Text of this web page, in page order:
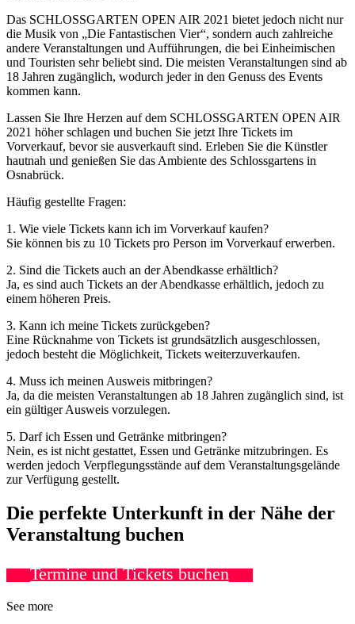
Das SCHLOSSGARTEN OPEN AIR 2021 bietet jedoch nicht nur
die Musik von „Die Fantastischen Vier“, sondern auch zahlreiche
andere Veranstaltungen und Aufführungen, die bei Einheimischen
und Touristen sehr beliebt sind. Die meisten Veranstaltungen sind ab
18 Jahren zugänglich, wodurch jeder in den Genuss des Events
kommen kann.
Lassen Sie Ihre Herzen auf dem SCHLOSSGARTEN OPEN AIR
2021 höher schlagen und buchen Sie jetzt Ihre Tickets im
Vorverkauf, bevor sie ausverkauft sind. Erleben Sie die Künstler
hautnah und genießen Sie das Ambiente des Schlossgartens in
Osnabrück.
Häufig gestellte Fragen:
1. Wie viele Tickets kann ich im Vorverkauf kaufen?
Sie können bis zu 10 Tickets pro Person im Vorverkauf erwerben.
2. Sind die Tickets auch an der Abendkasse erhältlich?
Ja, es sind auch Tickets an der Abendkasse erhältlich, jedoch zu
einem höheren Preis.
3. Kann ich meine Tickets zurückgeben?
Eine Rücknahme von Tickets ist grundsätzlich ausgeschlossen,
jedoch besteht die Möglichkeit, Tickets weiterzuverkaufen.
4. Muss ich meinen Ausweis mitbringen?
Ja, da die meisten Veranstaltungen ab 18 Jahren zugänglich sind, ist
ein gültiger Ausweis vorzulegen.
5. Darf ich Essen und Getränke mitbringen?
Nein, es ist nicht gestattet, Essen und Getränke mitzubringen. Es
werden jedoch Verpflegungsstände auf dem Veranstaltungsgelände
zur Verfügung gestellt.
Die perfekte Unterkunft in der Nähe der
Veranstaltung buchen
Termine und Tickets buchen
See more